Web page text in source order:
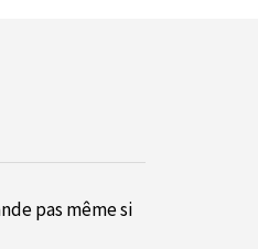
pas même si